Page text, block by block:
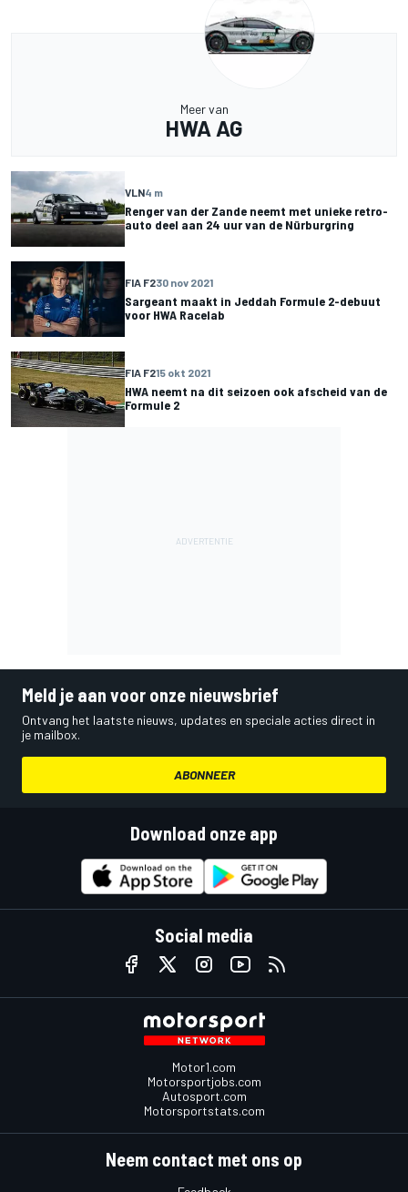
Meer van
HWA AG
VLN4 m
Renger van der Zande neemt met unieke retro-
auto deel aan 24 uur van de Nürburgring
FIA F230 nov 2021
Sargeant maakt in Jeddah Formule 2-debuut
voor HWA Racelab
FIA F215 okt 2021
HWA neemt na dit seizoen ook afscheid van de
Formule 2
Meld je aan voor onze nieuwsbrief
Ontvang het laatste nieuws, updates en speciale acties direct in
je mailbox.
ABONNEER
Download onze app
Social media
Motor1.com
Motorsportjobs.com
Autosport.com
Motorsportstats.com
Neem contact met ons op